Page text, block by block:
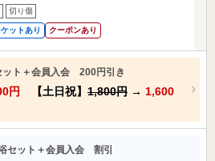
切り傷
ットあり クーポンあり
ット＋会員入会 200円引き
円 【土日祝】 1,800円 → 1,600
セット＋会員入会 割引